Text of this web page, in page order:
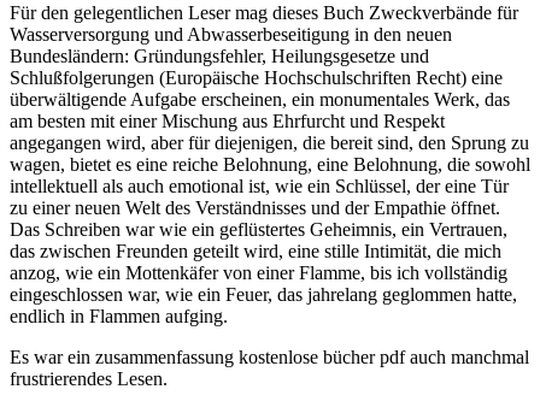
Für den gelegentlichen Leser mag dieses Buch Zweckverbände für
Wasserversorgung und Abwasserbeseitigung in den neuen
Bundesländern: Gründungsfehler, Heilungsgesetze und
Schlußfolgerungen (Europäische Hochschulschriften Recht) eine
überwältigende Aufgabe erscheinen, ein monumentales Werk, das
am besten mit einer Mischung aus Ehrfurcht und Respekt
angegangen wird, aber für diejenigen, die bereit sind, den Sprung zu
wagen, bietet es eine reiche Belohnung, eine Belohnung, die sowohl
intellektuell als auch emotional ist, wie ein Schlüssel, der eine Tür
zu einer neuen Welt des Verständnisses und der Empathie öffnet.
Das Schreiben war wie ein geflüstertes Geheimnis, ein Vertrauen,
das zwischen Freunden geteilt wird, eine stille Intimität, die mich
anzog, wie ein Mottenkäfer von einer Flamme, bis ich vollständig
eingeschlossen war, wie ein Feuer, das jahrelang geglommen hatte,
endlich in Flammen aufging.
Es war ein zusammenfassung kostenlose bücher pdf auch manchmal
frustrierendes Lesen.